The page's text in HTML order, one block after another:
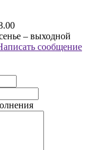
– выходной
сообщение